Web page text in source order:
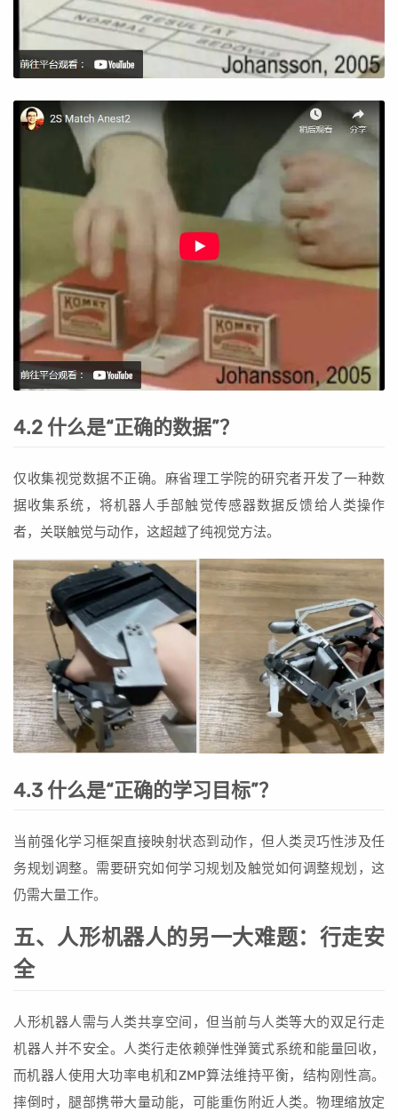
4.2 什么是“正确的数据”？
仅收集视觉数据不正确。麻省理工学院的研究者开发了一种数
据收集系统，将机器人手部触觉传感器数据反馈给人类操作
者，关联触觉与动作，这超越了纯视觉方法。
4.3 什么是“正确的学习目标”？
当前强化学习框架直接映射状态到动作，但人类灵巧性涉及任
务规划调整。需要研究如何学习规划及触觉如何调整规划，这
仍需大量工作。
五、人形机器人的另一大难题：行走安
全
人形机器人需与人类共享空间，但当前与人类等大的双足行走
机器人并不安全。人类行走依赖弹性弹簧式系统和能量回收，
而机器人使用大功率电机和ZMP算法维持平衡，结构刚性高。
摔倒时，腿部携带大量动能，可能重伤附近人类。物理缩放定